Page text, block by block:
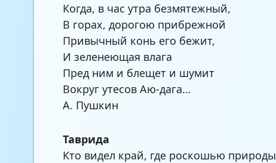
Когда, в час утра безмятежный,
В горах, дорогою прибрежной
Привычный конь его бежит,
И зеленеющая влага
Пред ним и блещет и шумит
Вокруг утесов Аю-дага…
А. Пушкин
Таврида
Кто видел край, где роскошью природы